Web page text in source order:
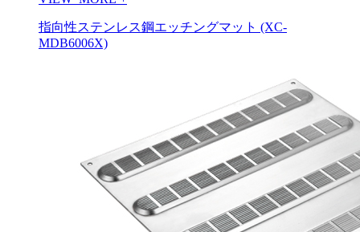
指向性ステンレス鋼エッチングマット (XC-
MDB6006X)